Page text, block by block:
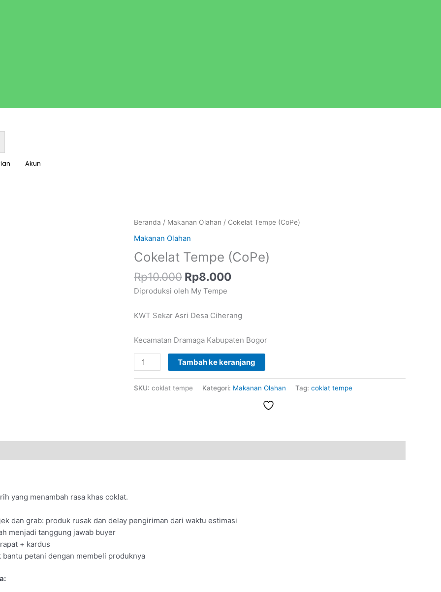
Akun
Beranda / Makanan Olahan / Cokelat Tempe (CoPe)
Makanan Olahan
Cokelat Tempe (CoPe)
Rp10.000
Harga
aslinya
adalah:
Rp10.000.
Rp8.000
Harga
adalah:
Diproduksi oleh My Tempe
KWT Sekar Asri Desa Ciherang
Kecamatan Dramaga Kabupaten Bogor
Kuantitas
(CoPe)
Tambah ke keranjang
SKU: coklat tempe Kategori: Makanan Olahan Tag: coklat tempe
yang menambah rasa khas coklat.
dan grab: produk rusak dan delay pengiriman dari waktu estimasi
menjadi tanggung jawab buyer
+ kardus
petani dengan membeli produknya